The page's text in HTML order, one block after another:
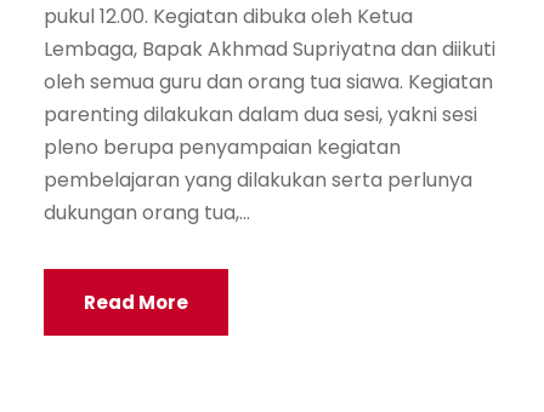
pukul 12.00. Kegiatan dibuka oleh Ketua
Lembaga, Bapak Akhmad Supriyatna dan diikuti
oleh semua guru dan orang tua siawa. Kegiatan
parenting dilakukan dalam dua sesi, yakni sesi
pleno berupa penyampaian kegiatan
pembelajaran yang dilakukan serta perlunya
dukungan orang tua,...
Read More